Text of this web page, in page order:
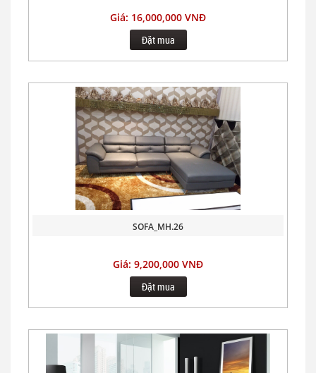
Giá: 16,000,000 VNĐ
Đặt mua
SOFA_MH.26
Giá: 9,200,000 VNĐ
Đặt mua